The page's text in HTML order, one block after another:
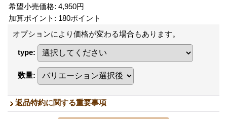
希望小売価格: 4,950円
加算ポイント: 180ポイント
オプションにより価格が変わる場合もあります。
type:
数量:
返品特約に関する重要事項